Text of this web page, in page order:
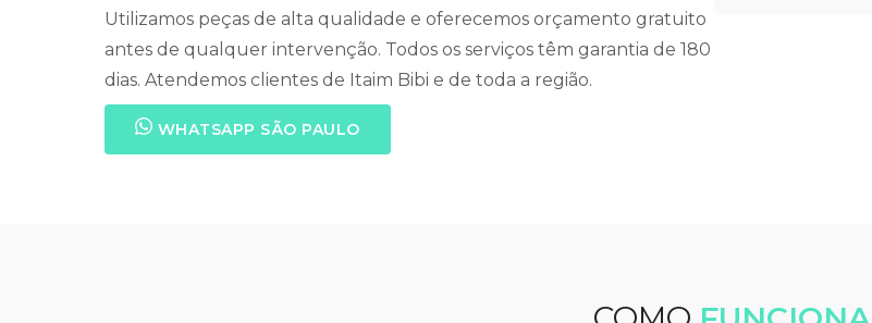
Utilizamos peças de alta qualidade e oferecemos orçamento gratuito
antes de qualquer intervenção. Todos os serviços têm garantia de 180
dias. Atendemos clientes de Itaim Bibi e de toda a região.
WHATSAPP SÃO PAULO